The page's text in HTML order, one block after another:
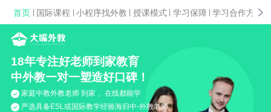
首页 国际课程 小程序找外教 授课模式 学习保障 学习合作方案
18年专注好老师到家教育
中外教一对一塑造好口碑！
家庭中教外教老师 到家 、在线都能学
严选具备ESL或国际教学经验海归中-外教老师